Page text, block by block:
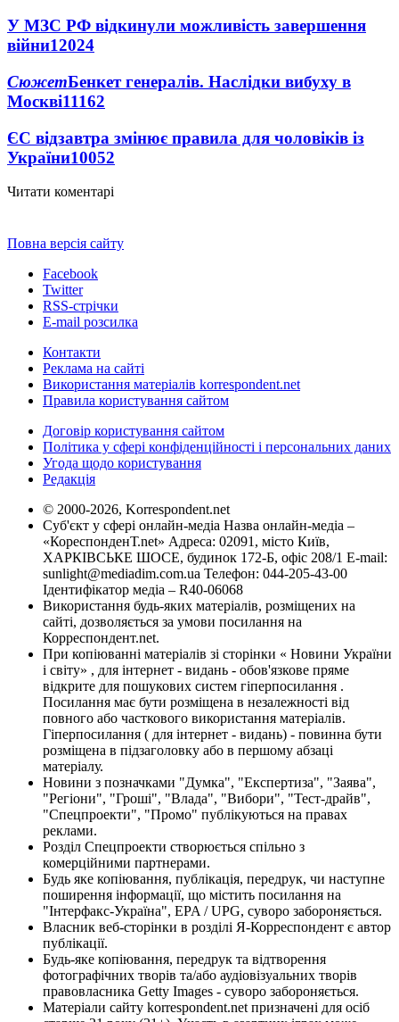
У МЗС РФ відкинули можливість завершення
війни12024
СюжетБенкет генералів. Наслідки вибуху в
Москві11162
ЄС відзавтра змінює правила для чоловіків із
України10052
Читати коментарі
Повна версія сайту
Facebook
Twitter
RSS-стрічки
E-mail розсилка
Контакти
Реклама на сайті
Використання матеріалів korrespondent.net
Правила користування сайтом
Договір користування сайтом
Політика у сфері конфіденційності і персональних даних
Угода щодо користування
Редакція
© 2000-2026, Korrespondent.net
Суб'єкт у сфері онлайн-медіа Назва онлайн-медіа –
«КореспонденТ.net» Адреса: 02091, місто Київ,
ХАРКІВСЬКЕ ШОСЕ, будинок 172-Б, офіс 208/1 E-mail:
sunlight@mediadim.com.ua Телефон: 044-205-43-00
Ідентифікатор медіа – R40-06068
Використання будь-яких матеріалів, розміщених на
сайті, дозволяється за умови посилання на
Корреспондент.net.
При копіюванні матеріалів зі сторінки « Новини України
і світу» , для інтернет - видань - обов'язкове пряме
відкрите для пошукових систем гіперпосилання .
Посилання має бути розміщена в незалежності від
повного або часткового використання матеріалів.
Гіперпосилання ( для інтернет - видань) - повинна бути
розміщена в підзаголовку або в першому абзаці
матеріалу.
Новини з позначками "Думка", "Експертиза", "Заява",
"Регіони", "Гроші", "Влада", "Вибори", "Тест-драйв",
"Спецпроекти", "Промо" публікуються на правах
реклами.
Розділ Спецпроекти створюється спільно з
комерційними партнерами.
Будь яке копіювання, публікація, передрук, чи наступне
поширення інформації, що містить посилання на
"Інтерфакс-Україна", EPA / UPG, суворо забороняється.
Власник веб-сторінки в розділі Я-Корреспондент є автор
публікації.
Будь-яке копіювання, передрук та відтворення
фотографічних творів та/або аудіовізуальних творів
правовласника Getty Images - суворо забороняється.
Матеріали сайту korrespondent.net призначені для осіб